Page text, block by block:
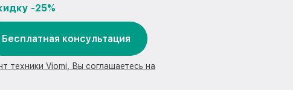
-25%
Бесплатная консультация
техники Viomi, Вы соглашаетесь на